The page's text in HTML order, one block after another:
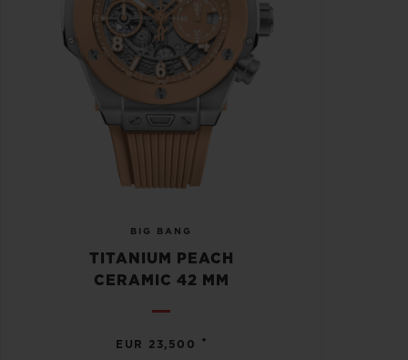
BIG BANG
TITANIUM PEACH
CERAMIC 42 MM
EUR 23,500 •